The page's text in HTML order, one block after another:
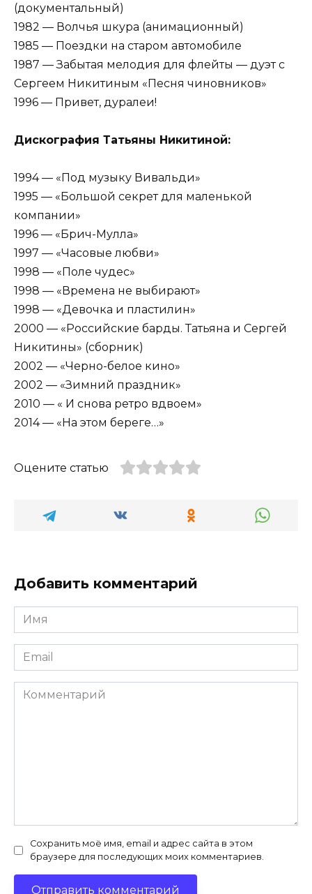
(документальный)
1982 — Волчья шкура (анимационный)
1985 — Поездки на старом автомобиле
1987 — Забытая мелодия для флейты — дуэт с
Сергеем Никитиным «Песня чиновников»
1996 — Привет, дуралеи!
Дискография Татьяны Никитиной:
1994 — «Под музыку Вивальди»
1995 — «Большой секрет для маленькой
компании»
1996 — «Брич-Мулла»
1997 — «Часовые любви»
1998 — «Поле чудес»
1998 — «Времена не выбирают»
1998 — «Девочка и пластилин»
2000 — «Российские барды. Татьяна и Сергей
Никитины» (сборник)
2002 — «Черно-белое кино»
2002 — «Зимний праздник»
2010 — « И снова ретро вдвоем»
2014 — «На этом береге…»
Оцените статью
Добавить комментарий
Имя
*
Email
*
Комментарий
Сохранить моё имя, email и адрес сайта в этом
браузере для последующих моих комментариев.